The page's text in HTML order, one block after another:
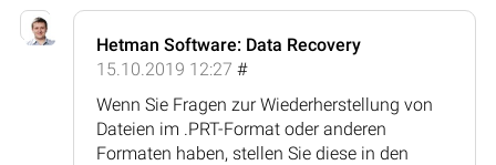
Hetman Software: Data Recovery
15.10.2019 12:27 #
Wenn Sie Fragen zur Wiederherstellung von
Dateien im .PRT-Format oder anderen
Formaten haben, stellen Sie diese in den